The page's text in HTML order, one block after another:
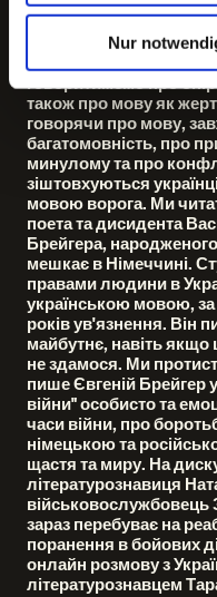
Nur
інтенсивно не
як у поезії. Тому 15
ліриці. На основі
говоритимемо про
також про мову як
говорячи про мову,
багатомовність, про
минулому та про
зіштовхуються
мовою ворога. Ми
поета та дисидента
Брейгера,
мешкає в Німеччині.
правами людини в
українською мовою,
років ув'язнення. Він
майбутнє, навіть
не здамося. Ми
пише Євгеній Брейгер
війни" особисто та
часи війни, про
німецькою та
щастя та миру. На
літературознавиця
військовослужбовець
зараз перебуває на
поранення в бойових
онлайн розмову з
літературознавцем